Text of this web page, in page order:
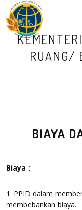
RUANG/
BIAYA
Biaya :
1. PPID dalam
membebankan biaya.